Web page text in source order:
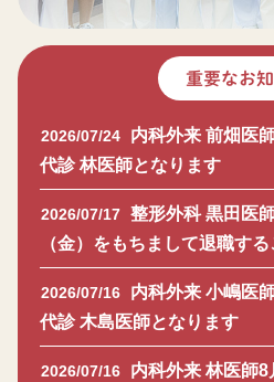
重要なお
2026/07/24
内科外来 前畑医
代診 林医師となります
2026/07/17 整形外科 黒田医
（金）をもちまして退職す
2026/07/16
内科外来 小嶋医
代診 木島医師となります
2026/07/16
内科外来 林医師